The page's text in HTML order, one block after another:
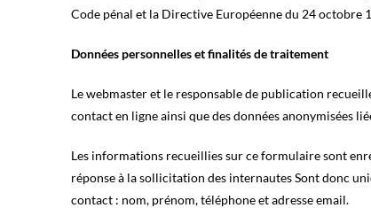
Code pénal et la Directive Européenne du 24 octobre
Données personnelles et finalités de traitement
Le webmaster et le responsable de publication
contact en ligne ainsi que des données anonymisées
Les informations recueillies sur ce formulaire sont
réponse à la sollicitation des internautes Sont donc
contact : nom, prénom, téléphone et adresse email.